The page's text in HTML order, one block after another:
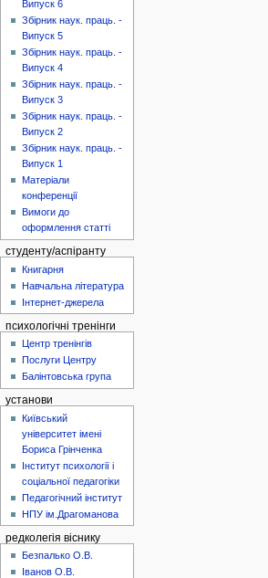
Випуск 6
Збірник наук. праць. -
Випуск 5
Збірник наук. праць. -
Випуск 4
Збірник наук. праць. -
Випуск 3
Збірник наук. праць. -
Випуск 2
Збірник наук. праць. -
Випуск 1
Матеріали
конференції
Вимоги до
оформлення статті
студенту/аспіранту
Книгарня
Навчальна література
Інтернет-джерела
психологічні тренінги
Центр тренінгів
Послуги Центру
Балінтовська група
установи
Київський
університет імені
Бориса Грінченка
Інститут психології і
соціальної педагогіки
Педагогічний інститут
НПУ ім.Драгоманова
редколегія віснику
Безпалько О.В.
Іванов О.В.